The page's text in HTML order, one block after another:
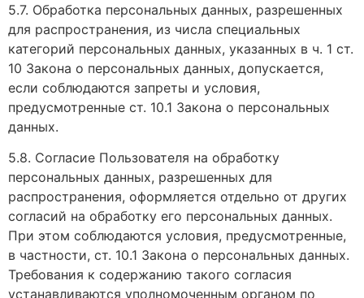
5.7. Обработка персональных данных, разрешенных
для распространения, из числа специальных
категорий персональных данных, указанных в ч. 1 ст.
10 Закона о персональных данных, допускается,
если соблюдаются запреты и условия,
предусмотренные ст. 10.1 Закона о персональных
данных.
5.8. Согласие Пользователя на обработку
персональных данных, разрешенных для
распространения, оформляется отдельно от других
согласий на обработку его персональных данных.
При этом соблюдаются условия, предусмотренные,
в частности, ст. 10.1 Закона о персональных данных.
Требования к содержанию такого согласия
устанавливаются уполномоченным органом по